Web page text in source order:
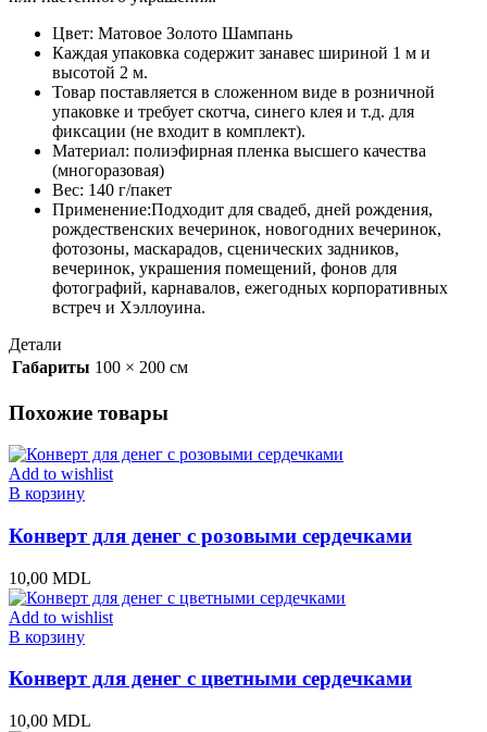
Цвет: Матовое Золото Шампань
Каждая упаковка содержит занавес шириной 1 м и
высотой 2 м.
Товар поставляется в сложенном виде в розничной
упаковке и требует скотча, синего клея и т.д. для
фиксации (не входит в комплект).
Материал: полиэфирная пленка высшего качества
(многоразовая)
Вес: 140 г/пакет
Применение:Подходит для свадеб, дней рождения,
рождественских вечеринок, новогодних вечеринок,
фотозоны, маскарадов, сценических задников,
вечеринок, украшения помещений, фонов для
фотографий, карнавалов, ежегодных корпоративных
встреч и Хэллоуина.
Детали
Габариты 100 × 200 см
Похожие товары
Add to wishlist
В корзину
Конверт для денег с розовыми сердечками
10,00 MDL
Add to wishlist
В корзину
Конверт для денег с цветными сердечками
10,00 MDL